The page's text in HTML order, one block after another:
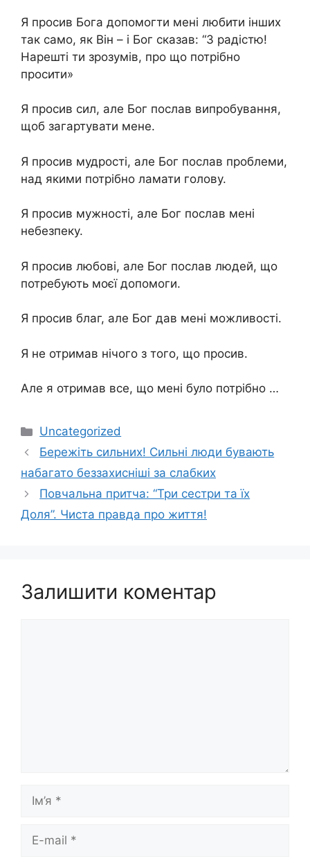
Я просив Бога допомогти мені любити інших
так само, як Він – і Бог сказав: “З радістю!
Нарешті ти зрозумів, про що потрібно
просити»
Я просив сил, але Бог послав випробування,
щоб загартувати мене.
Я просив мудрості, але Бог послав проблеми,
над якими потрібно ламати голову.
Я просив мужності, але Бог послав мені
небезпеку.
Я просив любові, але Бог послав людей, що
потребують моєї допомоги.
Я просив благ, але Бог дав мені можливості.
Я не отримав нічого з того, що просив.
Але я отримав все, що мені було потрібно …
Категорії
Uncategorized
Бережіть сильних! Сильні люди бувають
набагато беззахисніші за слабких
Повчальна притча: “Три сестри та їх
Доля”. Чиста правда про життя!
Залишити коментар
Ім’я